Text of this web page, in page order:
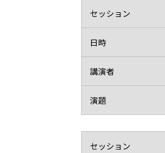
セッション
日時
講演者
演題
セッション